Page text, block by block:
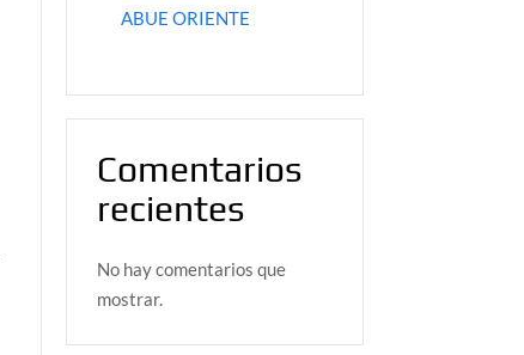
ABUE ORIENTE
Comentarios
recientes
No hay comentarios que
mostrar.